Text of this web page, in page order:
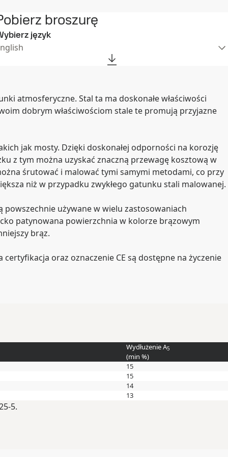
broszurę
język
atmosferyczne. Stal ta ma doskonałe właściwości
dobrym właściwościom stale te promują przyjazne
jak mosty. Dzięki doskonałej odporności na korozję
z tym można uzyskać znaczną przewagę kosztową w
śrutować i malować tymi samymi metodami, co przy
niż w przypadku zwykłego gatunku stali malowanej.
powszechnie używane w wielu zastosowaniach
patynowana powierzchnia w kolorze brązowym
brąz.
oraz oznaczenie CE są dostępne na życzenie
Wydłużenie A5
(min %)
15
15
14
13
5.